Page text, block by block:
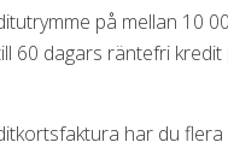
på mellan 10
60 dagars räntefri
har du